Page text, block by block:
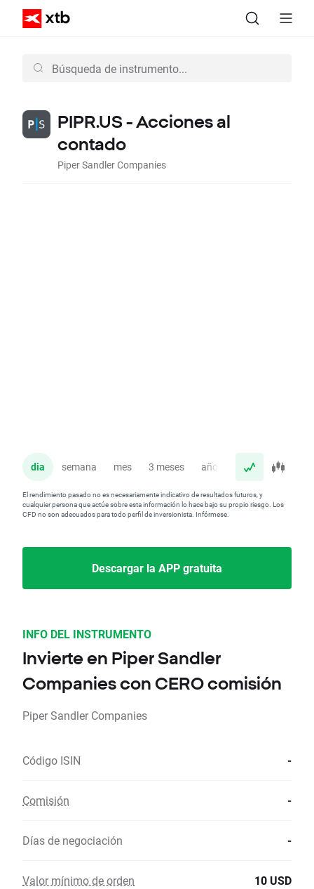
PIPR.US - Acciones al
contado
Piper Sandler Companies
dia semana mes 3 meses año
El rendimiento pasado no es necesariamente indicativo de resultados futuros, y
cualquier persona que actúe sobre esta información lo hace bajo su propio riesgo. Los
CFD no son adecuados para todo perfil de inversionista. Infórmese.
Descargar la APP gratuita
INFO DEL INSTRUMENTO
Invierte en Piper Sandler
Companies con CERO comisión
Piper Sandler Companies
Código ISIN -
Comisión -
Días de negociación -
Valor mínimo de orden 10 USD